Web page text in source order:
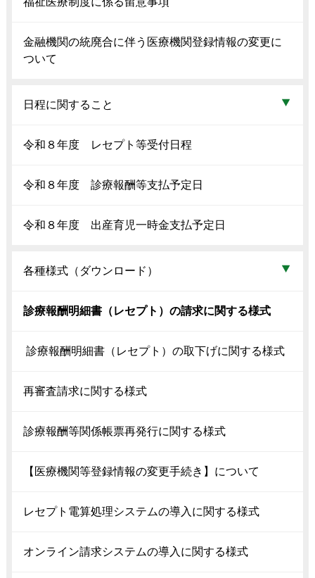
金融機関の統廃合に伴う医療機関登録情報の変更に
ついて
日程に関すること
令和８年度 レセプト等受付日程
令和８年度 診療報酬等支払予定日
令和８年度 出産育児一時金支払予定日
各種様式（ダウンロード）
診療報酬明細書（レセプト）の請求に関する様式
診療報酬明細書（レセプト）の取下げに関する様式
再審査請求に関する様式
診療報酬等関係帳票再発行に関する様式
【医療機関等登録情報の変更手続き】について
レセプト電算処理システムの導入に関する様式
オンライン請求システムの導入に関する様式